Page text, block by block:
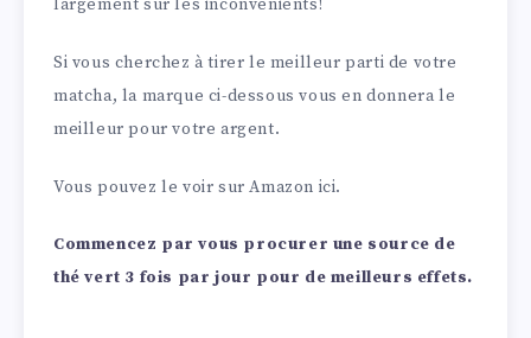
largement sur les inconvénients!
Si vous cherchez à tirer le meilleur parti de votre
matcha, la marque ci-dessous vous en donnera le
meilleur pour votre argent.
Vous pouvez le voir sur Amazon ici.
Commencez par vous procurer une source de
thé vert 3 fois par jour pour de meilleurs effets.